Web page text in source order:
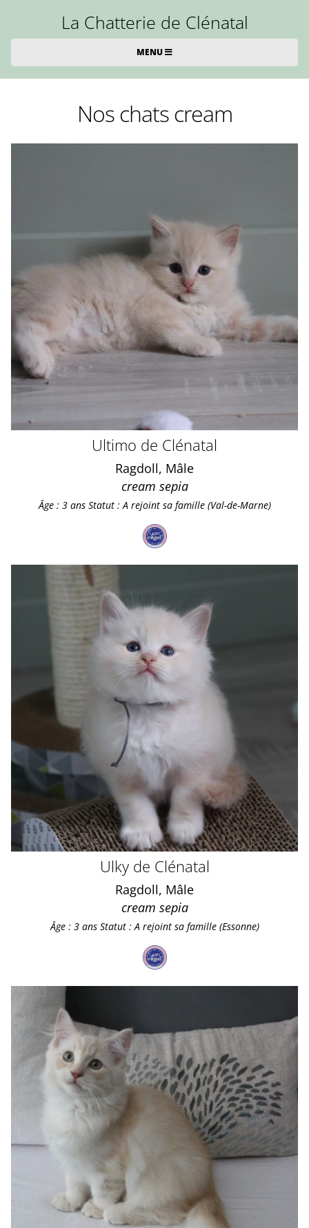
La Chatterie de Clénatal
MENU
Nos chats cream
Ultimo de Clénatal
Ragdoll, Mâle
cream sepia
Âge : 3 ans Statut : A rejoint sa famille (Val-de-Marne)
Ulky de Clénatal
Ragdoll, Mâle
cream sepia
Âge : 3 ans Statut : A rejoint sa famille (Essonne)